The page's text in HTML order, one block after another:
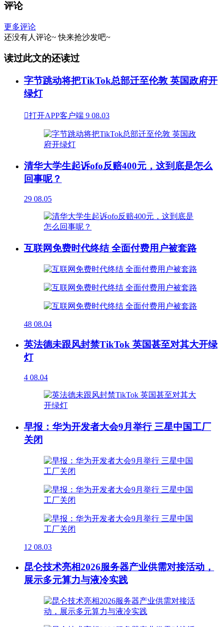
评论
更多评论
还没有人评论~ 快来抢沙发吧~
读过此文的还读过
字节跳动将把TikTok总部迁至伦敦 英国政府开
绿灯
打开APP客户端 9 08.03
清华大学生起诉ofo反赔400元，这到底是怎么
回事呢？
29 08.05
互联网免费时代终结 全面付费用户被套路
48 08.04
英法德未跟风封禁TikTok 英国甚至对其大开绿
灯
4 08.04
早报：华为开发者大会9月举行 三星中国工厂
关闭
12 08.03
昆仑技术亮相2026服务器产业供需对接活动，
展示多元算力与液冷实践